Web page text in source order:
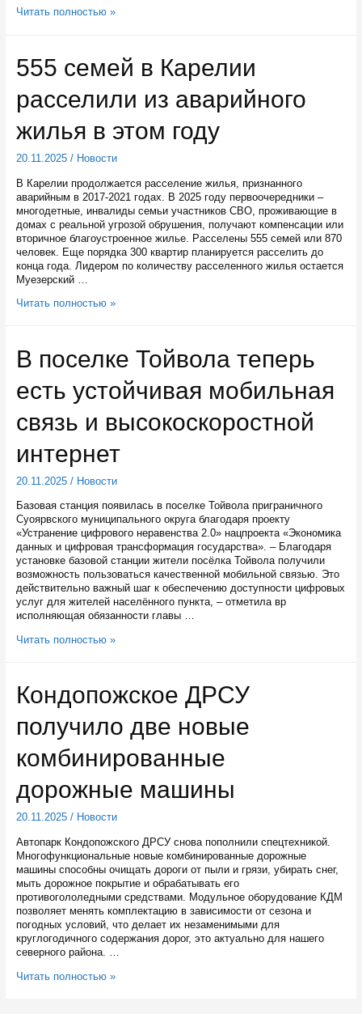
Новый
завода
в
Кондопожском
районе
отреставрировать
Читать полностью »
555 семей в Карелии
расселили из аварийного
жилья в этом году
20.11.2025/ Новости
В Карелии продолжается расселение жилья, признанного
аварийным в 2017-2021 годах. В 2025 году первоочередники –
многодетные, инвалиды семьи участников СВО, проживающие в
домах с реальной угрозой обрушения, получают компенсации или
вторичное благоустроенное жилье. Расселены 555 семей или 870
человек. Еще порядка 300 квартир планируется расселить до
конца года. Лидером по количеству расселенного жилья остается
Муезерский …
555
расселили
из
аварийного
жилья
этом
Читать полностью »
В поселке Тойвола теперь
есть устойчивая мобильная
связь и высокоскоростной
интернет
20.11.2025/ Новости
Базовая станция появилась в поселке Тойвола приграничного
Суоярвского муниципального округа благодаря проекту
«Устранение цифрового неравенства 2.0» нацпроекта «Экономика
данных и цифровая трансформация государства». – Благодаря
установке базовой станции жители посёлка Тойвола получили
возможность пользоваться качественной мобильной связью. Это
действительно важный шаг к обеспечению доступности цифровых
услуг для жителей населённого пункта, – отметила вр
исполняющая обязанности главы …
В
есть
устойчивая
мобильная
связь
высокоскоростной
Читать полностью »
Кондопожское ДРСУ
получило две новые
комбинированные
дорожные машины
20.11.2025/ Новости
Автопарк Кондопожского ДРСУ снова пополнили спецтехникой.
Многофункциональные новые комбинированные дорожные
машины способны очищать дороги от пыли и грязи, убирать снег,
мыть дорожное покрытие и обрабатывать его
противогололедными средствами. Модульное оборудование КДМ
позволяет менять комплектацию в зависимости от сезона и
погодных условий, что делает их незаменимыми для
круглогодичного содержания дорог, это актуально для нашего
северного района. …
Кондопожское
Читать полностью »